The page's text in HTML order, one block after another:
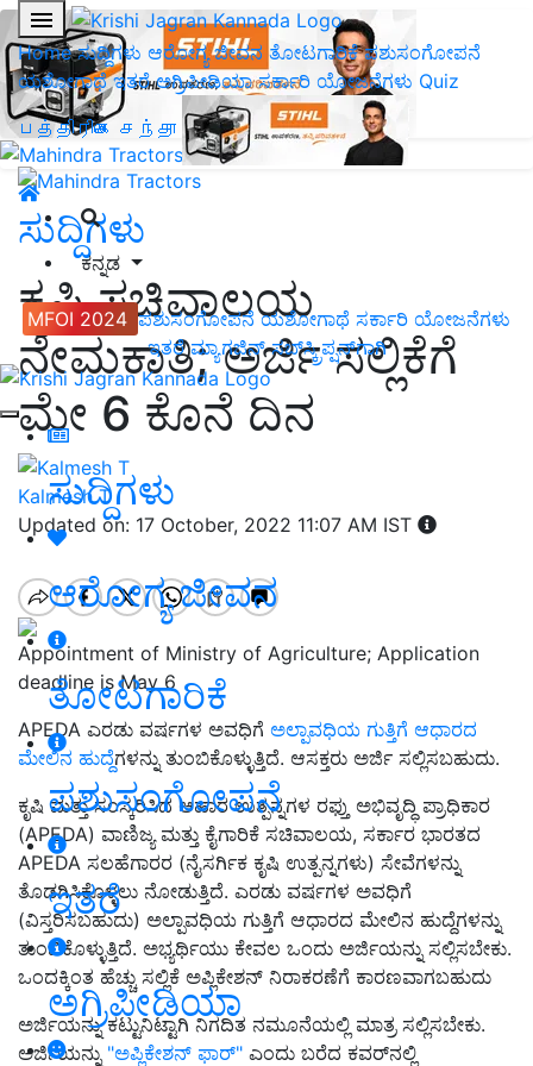
Home ಸುದ್ದಿಗಳು ಆರೋಗ್ಯ ಜೀವನ ತೋಟಗಾರಿಕೆಪಶುಸಂಗೋಪನೆ
ಯಶೋಗಾಥೆ ಇತರೆ ಅಗ್ರಿಪೀಡಿಯಾ ಸರ್ಕಾರಿ ಯೋಜನೆಗಳು Quiz
பத்திரிகை சந்தா
ಕನ್ನಡ
MFOI 2024 ಪಶುಸಂಗೋಪನೆ ಯಶೋಗಾಥೆ ಸರ್ಕಾರಿ ಯೋಜನೆಗಳು
ಇತರೆ ಮ್ಯಾಗಜಿನ್‌ ಸಬ್‌ಸ್ಕ್ರಿಪ್ಷನ್‌ಗಾಗಿ
ಸುದ್ದಿಗಳು
ಆರೋಗ್ಯ ಜೀವನ
ತೋಟಗಾರಿಕೆ
ಪಶುಸಂಗೋಪನೆ
ಇತರೆ
ಅಗ್ರಿಪೀಡಿಯಾ
ಸುದ್ದಿಗಳು
ಕೃಷಿ ಸಚಿವಾಲಯ
ನೇಮಕಾತಿ; ಅರ್ಜಿ ಸಲ್ಲಿಕೆಗೆ
ಮೇ 6 ಕೊನೆ ದಿನ
Kalmesh T
Updated on: 17 October, 2022 11:07 AM IST
Appointment of Ministry of Agriculture; Application
deadline is May 6
APEDA ಎರಡು ವರ್ಷಗಳ ಅವಧಿಗೆ ಅಲ್ಪಾವಧಿಯ ಗುತ್ತಿಗೆ ಆಧಾರದ
ಮೇಲಿನ ಹುದ್ದೆಗಳನ್ನು ತುಂಬಿಕೊಳ್ಳುತ್ತಿದೆ. ಆಸಕ್ತರು ಅರ್ಜಿ ಸಲ್ಲಿಸಬಹುದು.
ಕೃಷಿ ಮತ್ತು ಸಂಸ್ಕರಿಸಿದ ಆಹಾರ ಉತ್ಪನ್ನಗಳ ರಫ್ತು ಅಭಿವೃದ್ಧಿ ಪ್ರಾಧಿಕಾರ
(APEDA) ವಾಣಿಜ್ಯ ಮತ್ತು ಕೈಗಾರಿಕೆ ಸಚಿವಾಲಯ, ಸರ್ಕಾರ ಭಾರತದ
APEDA ಸಲಹೆಗಾರರ ​​(ನೈಸರ್ಗಿಕ ಕೃಷಿ ಉತ್ಪನ್ನಗಳು) ಸೇವೆಗಳನ್ನು
ತೊಡಗಿಸಿಕೊಳ್ಳಲು ನೋಡುತ್ತಿದೆ. ಎರಡು ವರ್ಷಗಳ ಅವಧಿಗೆ
(ವಿಸ್ತರಿಸಬಹುದು) ಅಲ್ಪಾವಧಿಯ ಗುತ್ತಿಗೆ ಆಧಾರದ ಮೇಲಿನ ಹುದ್ದೆಗಳನ್ನು
ತುಂಬಿಕೊಳ್ಳುತ್ತಿದೆ. ಅಭ್ಯರ್ಥಿಯು ಕೇವಲ ಒಂದು ಅರ್ಜಿಯನ್ನು ಸಲ್ಲಿಸಬೇಕು.
ಒಂದಕ್ಕಿಂತ ಹೆಚ್ಚು ಸಲ್ಲಿಕೆ ಅಪ್ಲಿಕೇಶನ್ ನಿರಾಕರಣೆಗೆ ಕಾರಣವಾಗಬಹುದು
ಅರ್ಜಿಯನ್ನು ಕಟ್ಟುನಿಟ್ಟಾಗಿ ನಿಗದಿತ ನಮೂನೆಯಲ್ಲಿ ಮಾತ್ರ ಸಲ್ಲಿಸಬೇಕು.
ಅರ್ಜಿಯನ್ನು "ಅಪ್ಲಿಕೇಶನ್ ಫಾರ್" ಎಂದು ಬರೆದ ಕವರ್‌ನಲ್ಲಿ